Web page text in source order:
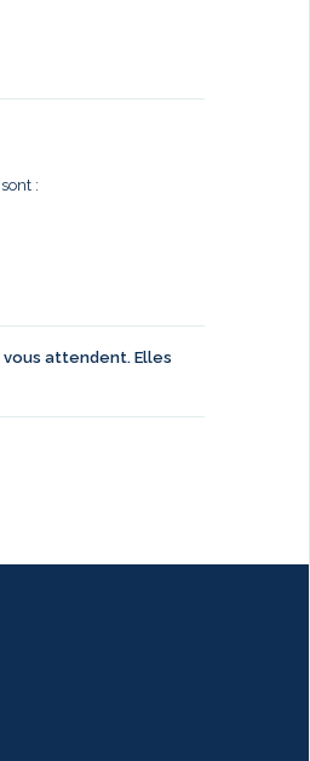
:
attendent. Elles